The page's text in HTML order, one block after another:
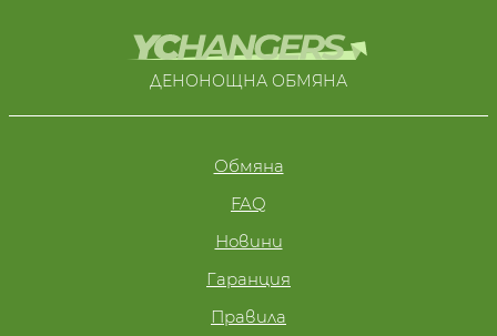
ДЕНОНОЩНА ОБМЯНА
Обмяна
FAQ
Новини
Гаранция
Правила